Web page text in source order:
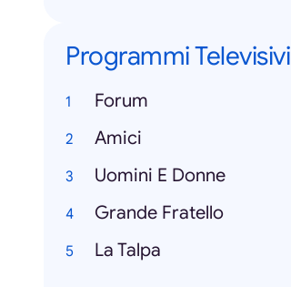
Programmi Televisivi
Forum
Amici
Uomini E Donne
Grande Fratello
La Talpa